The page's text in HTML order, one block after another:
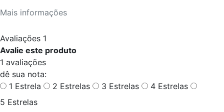
Mais informações
Avaliações 1
Avalie este produto
1 avaliações
dê sua nota:
1 Estrela
2 Estrelas 3 Estrelas
4 Estrelas
5 Estrelas